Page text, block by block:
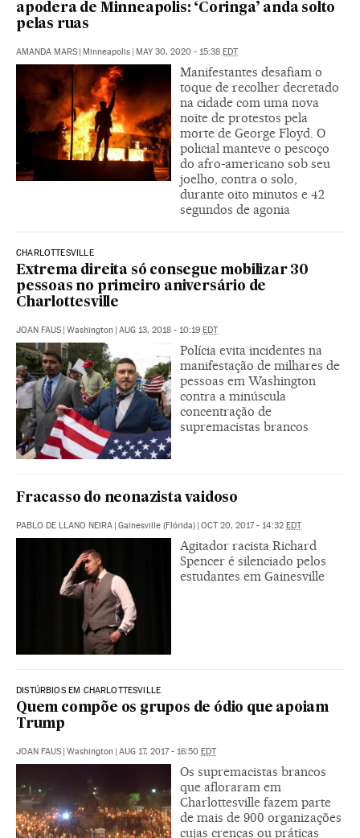
apodera de Minneapolis: ‘Coringa’ anda solto
pelas ruas
AMANDA MARS | Minneapolis | MAY 30, 2020 - 15:38 EDT
Manifestantes desafiam o
toque de recolher decretado
na cidade com uma nova
noite de protestos pela
morte de George Floyd. O
policial manteve o pescoço
do afro-americano sob seu
joelho, contra o solo,
durante oito minutos e 42
segundos de agonia
CHARLOTTESVILLE
Extrema direita só consegue mobilizar 30
pessoas no primeiro aniversário de
Charlottesville
JOAN FAUS | Washington | AUG 13, 2018 - 10:19 EDT
Polícia evita incidentes na
manifestação de milhares de
pessoas em Washington
contra a minúscula
concentração de
supremacistas brancos
Fracasso do neonazista vaidoso
PABLO DE LLANO NEIRA | Gainesville (Flórida) | OCT 20, 2017 - 14:32 EDT
Agitador racista Richard
Spencer é silenciado pelos
estudantes em Gainesville
DISTÚRBIOS EM CHARLOTTESVILLE
Quem compõe os grupos de ódio que apoiam
Trump
JOAN FAUS | Washington | AUG 17, 2017 - 16:50 EDT
Os supremacistas brancos
que afloraram em
Charlottesville fazem parte
de mais de 900 organizações
cujas crenças ou práticas